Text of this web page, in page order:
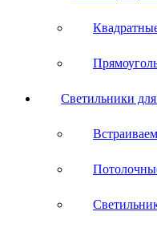
Светильники